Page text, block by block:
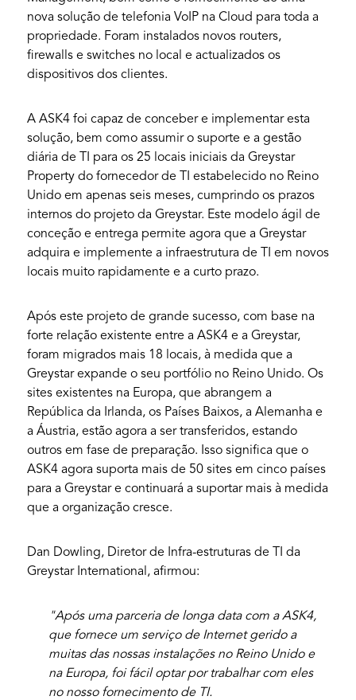
nova solução de telefonia VoIP na Cloud para toda a
propriedade. Foram instalados novos routers,
firewalls e switches no local e actualizados os
dispositivos dos clientes.
A ASK4 foi capaz de conceber e implementar esta
solução, bem como assumir o suporte e a gestão
diária de TI para os 25 locais iniciais da Greystar
Property do fornecedor de TI estabelecido no Reino
Unido em apenas seis meses, cumprindo os prazos
internos do projeto da Greystar. Este modelo ágil de
conceção e entrega permite agora que a Greystar
adquira e implemente a infraestrutura de TI em novos
locais muito rapidamente e a curto prazo.
Após este projeto de grande sucesso, com base na
forte relação existente entre a ASK4 e a Greystar,
foram migrados mais 18 locais, à medida que a
Greystar expande o seu portfólio no Reino Unido. Os
sites existentes na Europa, que abrangem a
República da Irlanda, os Países Baixos, a Alemanha e
a Áustria, estão agora a ser transferidos, estando
outros em fase de preparação. Isso significa que o
ASK4 agora suporta mais de 50 sites em cinco países
para a Greystar e continuará a suportar mais à medida
que a organização cresce.
Dan Dowling, Diretor de Infra-estruturas de TI da
Greystar International, afirmou:
"Após uma parceria de longa data com a ASK4,
que fornece um serviço de Internet gerido a
muitas das nossas instalações no Reino Unido e
na Europa, foi fácil optar por trabalhar com eles
no nosso fornecimento de TI.